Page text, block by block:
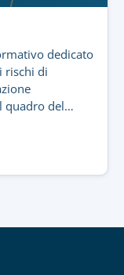
dedicato
rischi di
quadro del